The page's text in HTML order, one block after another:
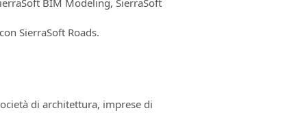
BIM Modeling, SierraSoft
SierraSoft Roads.
di architettura, imprese di